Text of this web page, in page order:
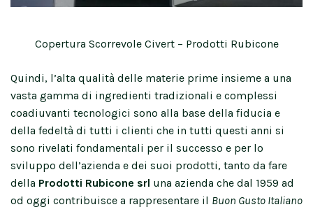
Copertura Scorrevole Civert – Prodotti Rubicone
Quindi, l’alta qualità delle materie prime insieme a una
vasta gamma di ingredienti tradizionali e complessi
coadiuvanti tecnologici sono alla base della fiducia e
della fedeltà di tutti i clienti che in tutti questi anni si
sono rivelati fondamentali per il successo e per lo
sviluppo dell’azienda e dei suoi prodotti, tanto da fare
della Prodotti Rubicone srl una azienda che dal 1959 ad
od oggi contribuisce a rappresentare il Buon Gusto Italiano